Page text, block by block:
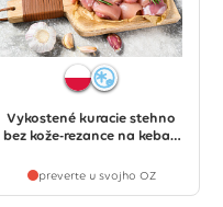
Vykostené kuracie stehno
bez kože-rezance na kebab
preverte u svojho OZ